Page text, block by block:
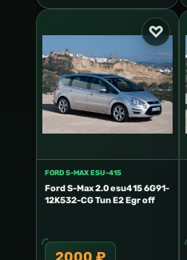
FORD S-MAX ESU-415
Ford S-Max 2.0 esu415 6G91-
12K532-CG Tun E2 Egr off
2000 ₽